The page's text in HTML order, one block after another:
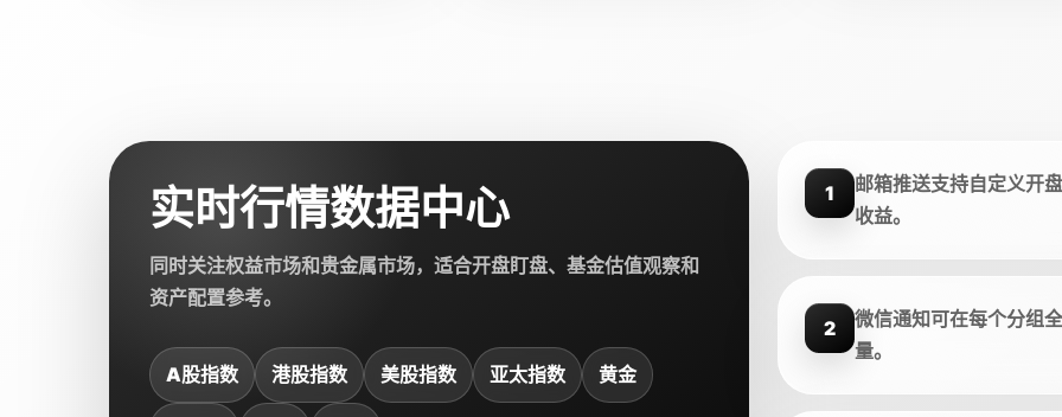
实时行情数据中心
同时关注权益市场和贵金属市场，适合开盘盯盘、基金估值观察和
资产配置参考。
A股指数 港股指数 美股指数 亚太指数 黄金
1
邮箱推送支持自定义开
收益。
2
微信通知可在每个分组
量。